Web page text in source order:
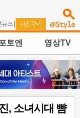
뉴스 | 사진구매
포토엔 영상TV
, 소녀시대 뺨